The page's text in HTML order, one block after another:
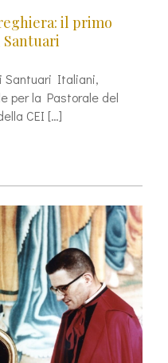
il primo
Santuari Italiani,
per la Pastorale del
CEI […]